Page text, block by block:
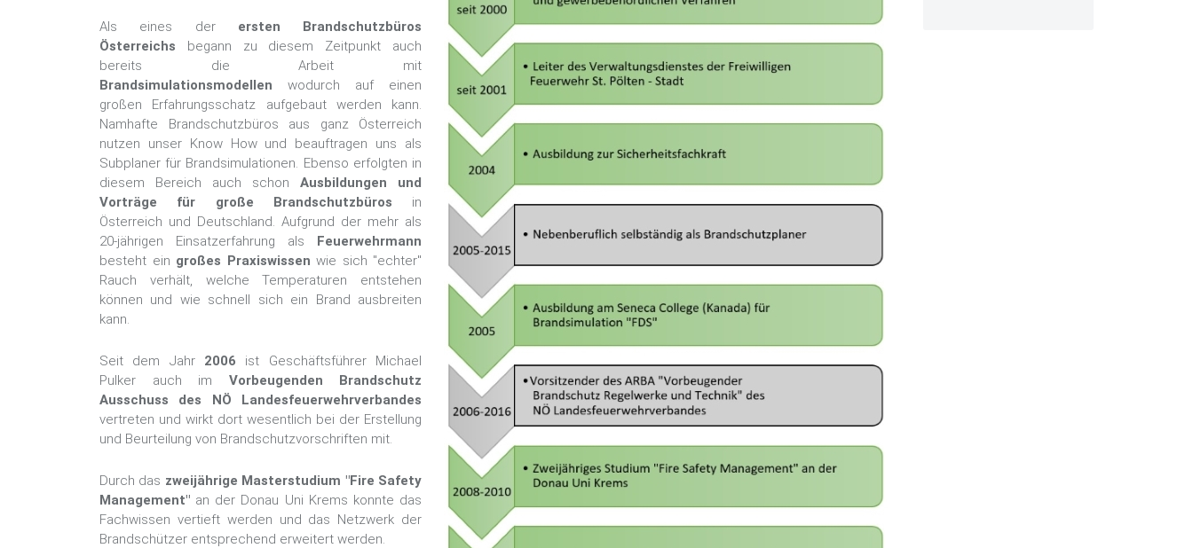
Als eines der ersten Brandschutzbüros
Österreichs begann zu diesem Zeitpunkt auch
bereits die Arbeit mit
Brandsimulationsmodellen wodurch auf einen
großen Erfahrungsschatz aufgebaut werden kann.
Namhafte Brandschutzbüros aus ganz Österreich
nutzen unser Know How und beauftragen uns als
Subplaner für Brandsimulationen. Ebenso erfolgten in
diesem Bereich auch schon Ausbildungen und
Vorträge für große Brandschutzbüros in
Österreich und Deutschland. Aufgrund der mehr als
20-jährigen Einsatzerfahrung als Feuerwehrmann
besteht ein großes Praxiswissen wie sich "echter"
Rauch verhält, welche Temperaturen entstehen
können und wie schnell sich ein Brand ausbreiten
kann.
Seit dem Jahr 2006 ist Geschäftsführer Michael
Pulker auch im Vorbeugenden Brandschutz
Ausschuss des NÖ Landesfeuerwehrverbandes
vertreten und wirkt dort wesentlich bei der Erstellung
und Beurteilung von Brandschutzvorschriften mit.
Durch das zweijährige Masterstudium "Fire Safety
Management" an der Donau Uni Krems konnte das
Fachwissen vertieft werden und das Netzwerk der
Brandschützer entsprechend erweitert werden.